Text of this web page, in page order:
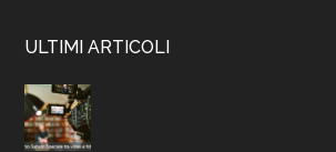
ULTIMI ARTICOLI